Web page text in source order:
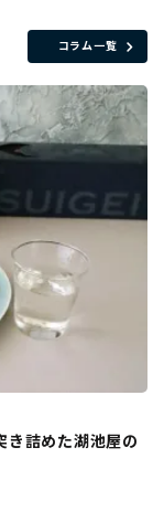
コラム一覧
き詰めた湖池屋の